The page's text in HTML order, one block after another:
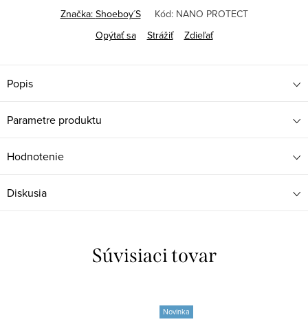
Značka: Shoeboy´S Kód: NANO PROTECT
Opýtať sa
Strážiť Zdieľať
Popis
Parametre produktu
Hodnotenie
Diskusia
Súvisiaci tovar
Novinka